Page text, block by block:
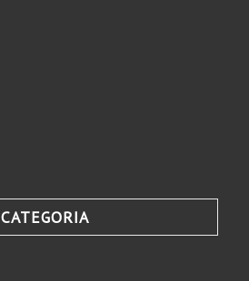
CATEGORIA